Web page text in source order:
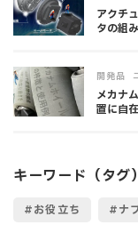
アクチ
タの組
メカナ
置に自
開発品
キーワード（タグ）
お役立ち ナ